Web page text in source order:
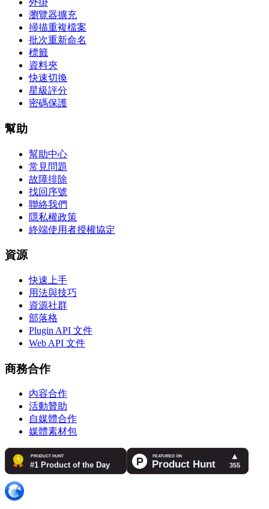
外掛
瀏覽器擴充
掃描重複檔案
批次重新命名
標籤
資料夾
快速切換
星級評分
密碼保護
幫助
幫助中心
常見問題
故障排除
找回序號
聯絡我們
隱私權政策
終端使用者授權協定
資源
快速上手
用法與技巧
資源社群
部落格
Plugin API 文件
Web API 文件
商務合作
內容合作
活動贊助
自媒體合作
媒體素材包